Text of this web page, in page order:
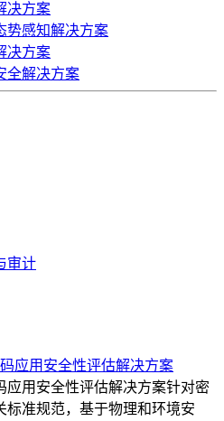
决方案
势感知解决方案
决方案
全解决方案
审计
应用安全性评估解决方案
应用安全性评估解决方案针对密
标准规范，基于物理和环境安